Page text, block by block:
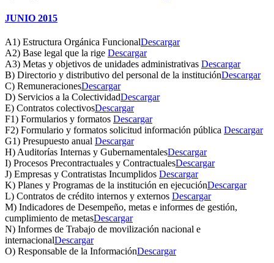
JUNIO 2015
A1) Estructura Orgánica FuncionalDescargar
A2) Base legal que la rige Descargar
A3) Metas y objetivos de unidades administrativas Descargar
B) Directorio y distributivo del personal de la instituciónDescargar
C) RemuneracionesDescargar
D) Servicios a la ColectividadDescargar
E) Contratos colectivosDescargar
F1) Formularios y formatos Descargar
F2) Formulario y formatos solicitud información pública Descargar
G1) Presupuesto anual Descargar
H) Auditorías Internas y GubernamentalesDescargar
I) Procesos Precontractuales y ContractualesDescargar
J) Empresas y Contratistas Incumplidos Descargar
K) Planes y Programas de la institución en ejecuciónDescargar
L) Contratos de crédito internos y externos Descargar
M) Indicadores de Desempeño, metas e informes de gestión,
cumplimiento de metasDescargar
N) Informes de Trabajo de movilización nacional e
internacionalDescargar
O) Responsable de la InformaciónDescargar